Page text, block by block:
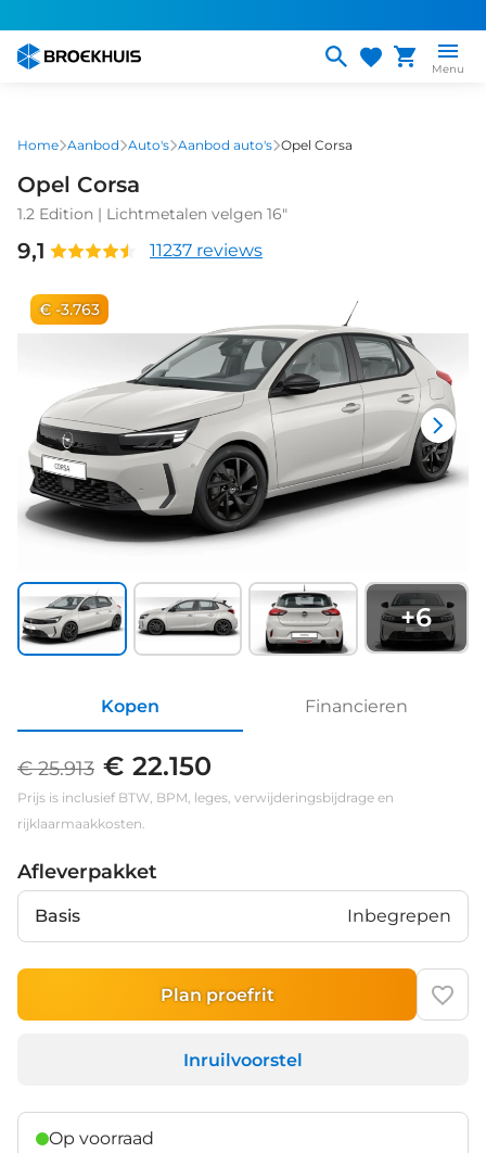
naar
gaan
Menu
Home Aanbod Auto's Aanbod auto's Opel Corsa
Opel Corsa
1.2 Edition | Lichtmetalen velgen 16"
9,1 11237 reviews
€ -3.763
+6
Kopen Financieren
€ 25.913 € 22.150
Prijs is inclusief BTW, BPM, leges, verwijderingsbijdrage en
rijklaarmaakkosten.
Afleverpakket
Basis Inbegrepen
Plan proefrit
Inruilvoorstel
Op voorraad